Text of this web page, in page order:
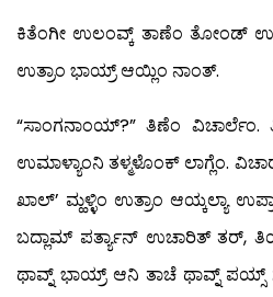
ಕಿತೆಂಗೀ ಉಲಂವ್ಕ್ ತಾಣೆಂ ತೋಂಡ್
ಉತ್ರಾಂ ಭಾಯ್ರ್ ಆಯ್ಲಿಂ ನಾಂತ್.
“ಸಾಂಗನಾಂಯ್?” ತಿಣೆಂ
ಉಮಾಳ್ಯಾಂನಿ ತಳ್ಮಳೊಂಕ್ ಲಾಗ್ಲೆಂ.
ಖಾಲ್’ ಮ್ಹಳ್ಳಿಂ ಉತ್ರಾಂ ಆಯ್ಕಲ್ಯಾ
ಬದ್ಲಾಮ್ ಪರ್ತ್ಯಾನ್ ಉಚಾರಿತ್ ತರ್,
ಥಾವ್ನ್ ಭಾಯ್ರ್ ಆನಿ ತಾಚೆ ಥಾವ್ನ್ ಪಯ್ಸ್